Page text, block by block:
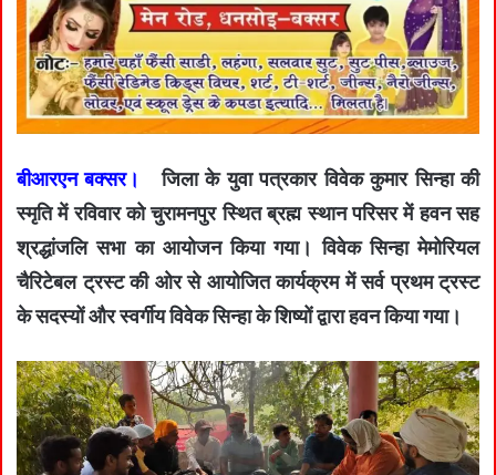
बीआरएन बक्सर।
जिला के युवा पत्रकार विवेक कुमार सिन्हा की
स्मृति में रविवार को चुरामनपुर स्थित ब्रह्म स्थान परिसर में हवन सह
श्रद्धांजलि सभा का आयोजन किया गया। विवेक सिन्हा मेमोरियल
चैरिटेबल ट्रस्ट की ओर से आयोजित कार्यक्रम में सर्व प्रथम ट्रस्ट
के सदस्यों और स्वर्गीय विवेक सिन्हा के शिष्यों द्वारा हवन किया गया।